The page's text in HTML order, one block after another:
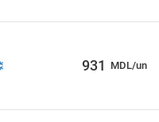
931 MDL/un